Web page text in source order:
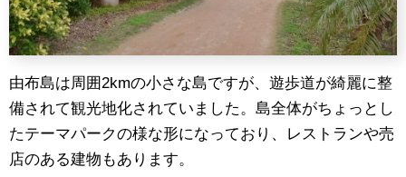
由布島は周囲2kmの小さな島ですが、遊歩道が綺麗に整
備されて観光地化されていました。島全体がちょっとし
たテーマパークの様な形になっており、レストランや売
店のある建物もあります。